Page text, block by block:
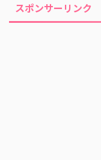
スポンサーリンク